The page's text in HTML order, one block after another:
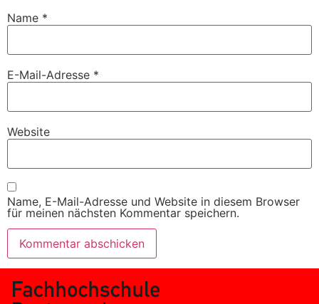
Name *
E-Mail-Adresse *
Website
Name, E-Mail-Adresse und Website in diesem Browser
für meinen nächsten Kommentar speichern.